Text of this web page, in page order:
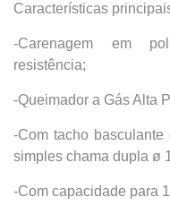
Características
-Carenagem em
resistência;
-Queimador a Gás Alta
-Com tacho
simples chama dupla ø
-Com capacidade para